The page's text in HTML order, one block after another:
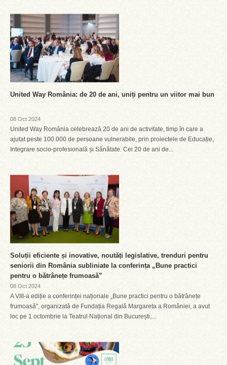
United Way România: de 20 de ani, uniți pentru un viitor mai bun
08 Oct 2024
United Way România celebrează 20 de ani de activitate, timp în care a
ajutat peste 100.000 de persoane vulnerabile, prin proiectele de Educație,
Integrare socio-profesională și Sănătate. Cei 20 de ani de...
Soluții eficiente și inovative, noutăți legislative, trenduri pentru
seniorii din România subliniate la conferința „Bune practici
pentru o bătrânețe frumoasă”
08 Oct 2024
A VIII-a ediție a conferinței naționale „Bune practici pentru o bătrânețe
frumoasă”, organizată de Fundația Regală Margareta a României, a avut
loc pe 1 octombrie la Teatrul Național din București,...